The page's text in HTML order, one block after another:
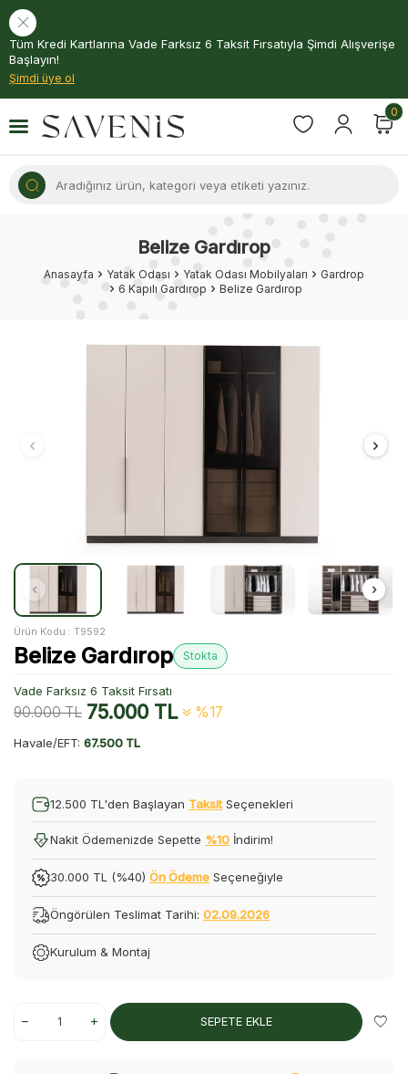
Tüm Kredi Kartlarına Vade Farksız 6 Taksit Fırsatıyla Şimdi Alışverişe
Başlayın!
Şimdi üye ol
0
Belize Gardırop
Anasayfa Yatak Odası Yatak Odası Mobilyaları
Gardrop
6 Kapılı Gardırop
Belize Gardırop
Ürün Kodu : T9592
Belize Gardırop Stokta
Vade Farksız 6 Taksit Fırsatı
90.000TL 75.000TL %17
Havale/EFT: 67.500 TL
12.500 TL'den Başlayan Taksit Seçenekleri
Nakit Ödemenizde Sepette %10 İndirim!
30.000 TL (%40) Ön Ödeme Seçeneğiyle
Öngörülen Teslimat Tarihi: 02.09.2026
Kurulum & Montaj
SEPETE EKLE